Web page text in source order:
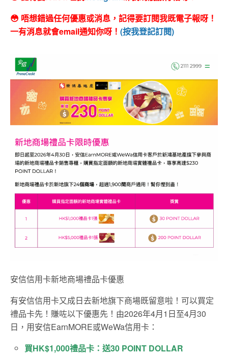
😳 唔想錯過任何優惠或消息，記得要訂閱我既電子報呀！
一有消息就會email通知你呀！ (按我登記訂閱)
安信信用卡新地商場禮品卡優惠
有安信信用卡又成日去新地旗下商場既留意啦！可以買定
禮品卡先！賺咗以下優惠先！由2026年4月1日至4月30
日，用安信EarnMORE或WeWa信用卡：
買HK$1,000禮品卡：送30 POINT DOLLAR